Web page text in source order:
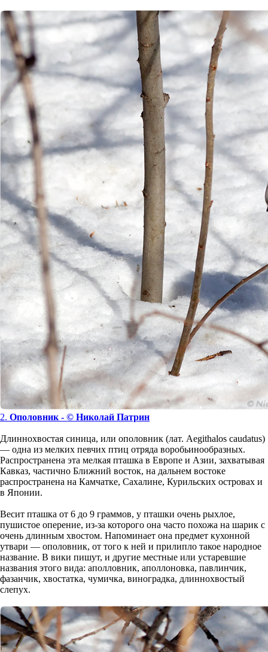
2. Ополовник - © Николай Патрин
Длиннохвостая синица, или ополовник (лат. Aegithalos caudatus)
— одна из мелких певчих птиц отряда воробьинообразных.
Распространена эта мелкая пташка в Европе и Азии, захватывая
Кавказ, частично Ближний восток, на дальнем востоке
распространена на Камчатке, Сахалине, Курильских островах и
в Японии.
Весит пташка от 6 до 9 граммов, у пташки очень рыхлое,
пушистое оперение, из-за которого она часто похожа на шарик с
очень длинным хвостом. Напоминает она предмет кухонной
утвари — ополовник, от того к ней и прилипло такое народное
название. В вики пишут, и другие местные или устаревшие
названия этого вида: аполловник, аполлоновка, павлинчик,
фазанчик, хвостатка, чумичка, виноградка, длиннохвостый
слепух.